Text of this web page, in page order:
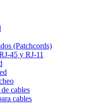
(Patchcords)
45 y RJ-11
cables
cables